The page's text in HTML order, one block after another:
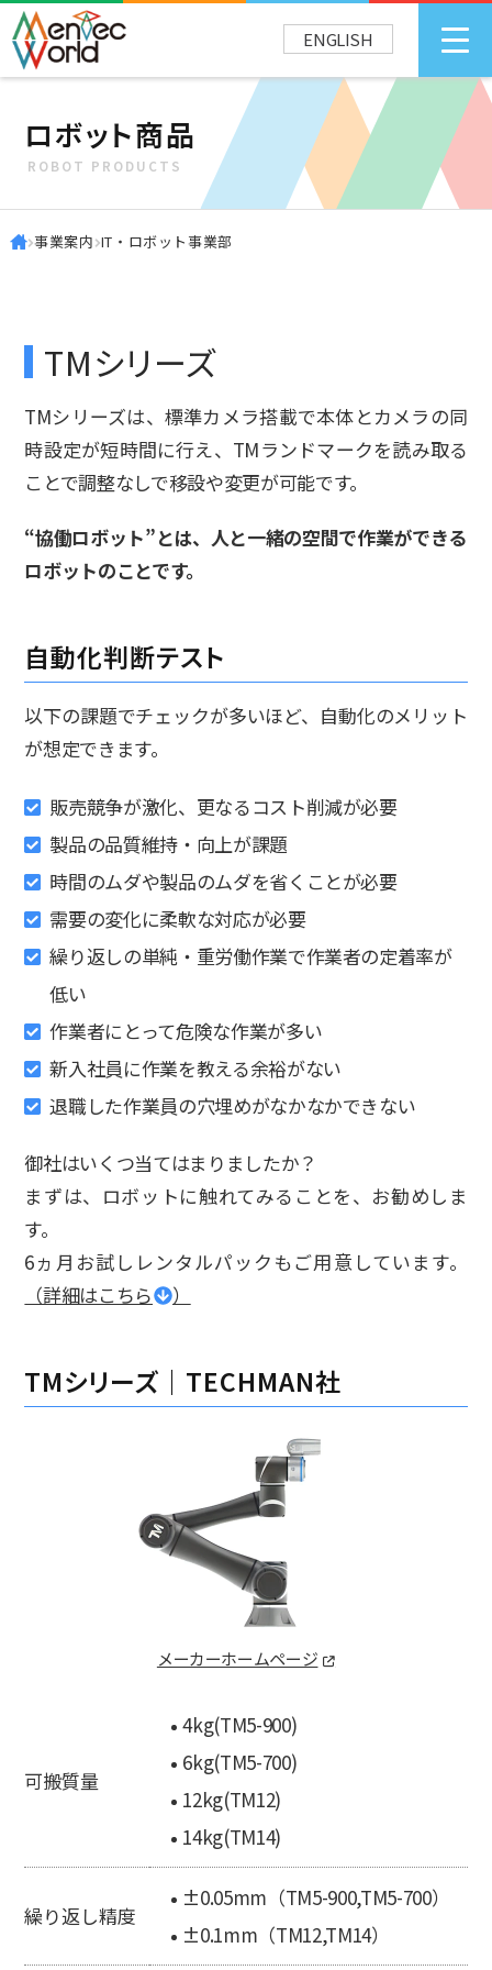
ENGLISH
ロボット商品
ROBOT PRODUCTS
事業案内 IT・ロボット事業部
TMシリーズ
TMシリーズは、標準カメラ搭載で本体とカメラの同
時設定が短時間に行え、TMランドマークを読み取る
ことで調整なしで移設や変更が可能です。
“協働ロボット”とは、人と一緒の空間で作業ができる
ロボットのことです。
自動化判断テスト
以下の課題でチェックが多いほど、自動化のメリット
が想定できます。
販売競争が激化、更なるコスト削減が必要
製品の品質維持・向上が課題
時間のムダや製品のムダを省くことが必要
需要の変化に柔軟な対応が必要
繰り返しの単純・重労働作業で作業者の定着率が
低い
作業者にとって危険な作業が多い
新入社員に作業を教える余裕がない
退職した作業員の穴埋めがなかなかできない
御社はいくつ当てはまりましたか？
まずは、ロボットに触れてみることを、お勧めしま
す。
6ヵ月お試しレンタルパックもご用意しています。
（詳細はこちら
）
TMシリーズ｜TECHMAN社
メーカーホームページ
可搬質量
4kg(TM5-900)
6kg(TM5-700)
12kg(TM12)
14kg(TM14)
繰り返し精度
±0.05mm（TM5-900,TM5-700）
±0.1mm（TM12,TM14）